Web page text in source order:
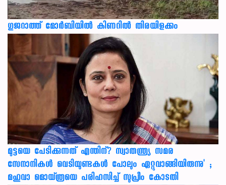
ഗുജറാത്ത് മോർബിയിൽ കിണറിൽ തിരയിളക്കം
മുട്ടയെ പേടിക്കുന്നത് എന്തിന്? സ്വാതന്ത്ര്യ സമര
സേനാനികൾ വെടിയുണ്ടകൾ പോലും ഏറ്റുവാങ്ങിയിരുന്നു' ;
മഹുവാ മൊയ്ത്രയെ പരിഹസിച്ച് സുപ്രീം കോടതി